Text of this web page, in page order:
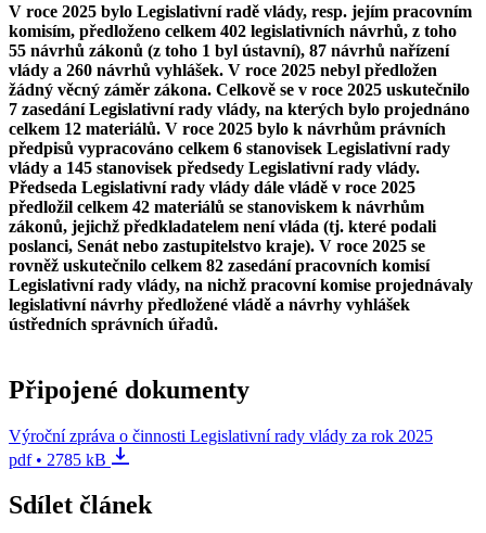
V roce 2025 bylo Legislativní radě vlády, resp. jejím pracovním
komisím, předloženo celkem 402 legislativních návrhů, z toho
55 návrhů zákonů (z toho 1 byl ústavní), 87 návrhů nařízení
vlády a 260 návrhů vyhlášek. V roce 2025 nebyl předložen
žádný věcný záměr zákona. Celkově se v roce 2025 uskutečnilo
7 zasedání Legislativní rady vlády, na kterých bylo projednáno
celkem 12 materiálů. V roce 2025 bylo k návrhům právních
předpisů vypracováno celkem 6 stanovisek Legislativní rady
vlády a 145 stanovisek předsedy Legislativní rady vlády.
Předseda Legislativní rady vlády dále vládě v roce 2025
předložil celkem 42 materiálů se stanoviskem k návrhům
zákonů, jejichž předkladatelem není vláda (tj. které podali
poslanci, Senát nebo zastupitelstvo kraje). V roce 2025 se
rovněž uskutečnilo celkem 82 zasedání pracovních komisí
Legislativní rady vlády, na nichž pracovní komise projednávaly
legislativní návrhy předložené vládě a návrhy vyhlášek
ústředních správních úřadů.
Připojené dokumenty
Výroční zpráva o činnosti Legislativní rady vlády za rok 2025
pdf • 2785 kB
Sdílet článek